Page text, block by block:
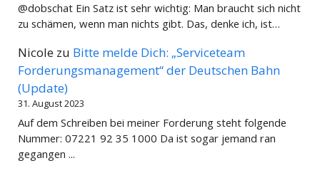
@dobschat Ein Satz ist sehr wichtig: Man braucht sich nicht
zu schämen, wenn man nichts gibt. Das, denke ich, ist…
Nicole zu Bitte melde Dich: „Serviceteam
Forderungsmanagement“ der Deutschen Bahn
(Update)
31. August 2023
Auf dem Schreiben bei meiner Forderung steht folgende
Nummer: 07221 92 35 1000 Da ist sogar jemand ran
gegangen ...